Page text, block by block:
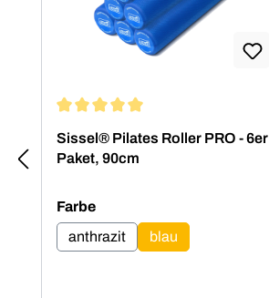
Sissel® Pilates Roller PRO - 6er
Paket, 90cm
Farbeauswählen
anthrazit
blau